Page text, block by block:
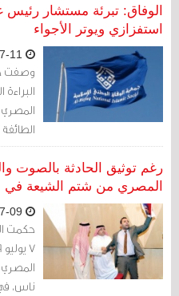
الوفاق: تبرئة مستشار
استفزازي ويوتر الأجواء
وصفت
رغم توثيق الحادثة بالصوت
المصري من شتم الشيعة في
حكمت
ناس،